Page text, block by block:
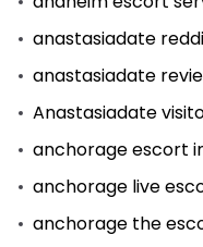
anastasiadate
anastasiadate
Anastasiadate
anchorage escort
anchorage live
anchorage the